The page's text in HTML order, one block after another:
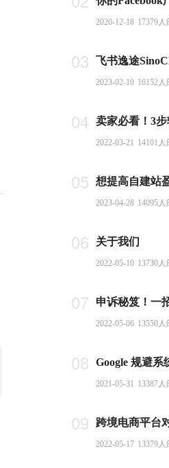
2020-12-18 17379人
03 飞书逸途
2023-02-10 16152人
04 卖家必看！3
2022-03-21 14101 人
05
2023-04-28 14095人
06 关于我们
2022-05-10 13730人
07
2022-05-06 13550人
08 Google 规避系
2021-05-31 13387人
09
2022-05-17 13379人